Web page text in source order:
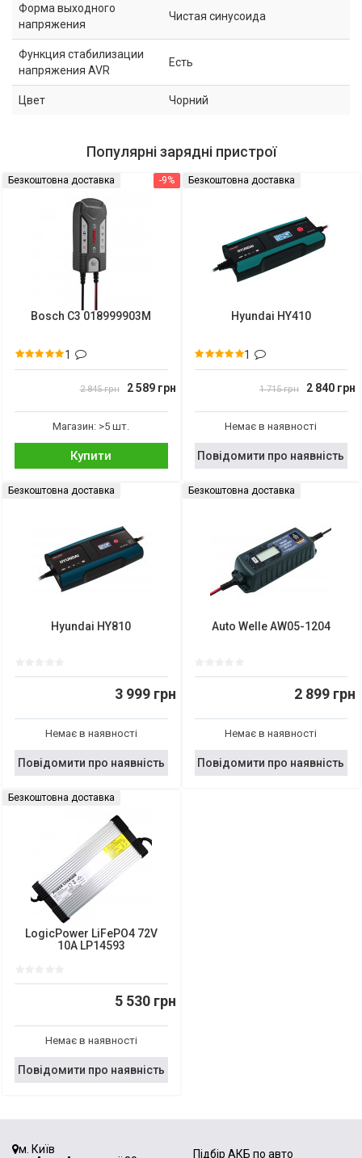
Форма выходного
напряжения
Чистая синусоида
Функция стабилизации
напряжения AVR
Есть
Цвет Чорний
Популярні зарядні пристрої
-9%
Безкоштовна доставка
Bosch C3 018999903M
1
2 845 грн 2 589 грн
Магазин: >5 шт.
Купити
Безкоштовна доставка
Hyundai HY410
1
1 715 грн 2 840 грн
Немає в наявності
Повідомити про наявність
Безкоштовна доставка
Hyundai HY810
3 999 грн
Немає в наявності
Повідомити про наявність
Безкоштовна доставка
Auto Welle AW05-1204
2 899 грн
Немає в наявності
Повідомити про наявність
Безкоштовна доставка
LogicPower LiFePO4 72V
10A LP14593
5 530 грн
Немає в наявності
Повідомити про наявність
м. Київ
Підбір АКБ по авто